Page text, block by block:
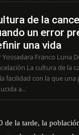
de la
un error
una vida
Yossadara Franco Luna
La cultura de la
facilidad con la que una
a...
de la tarde, la